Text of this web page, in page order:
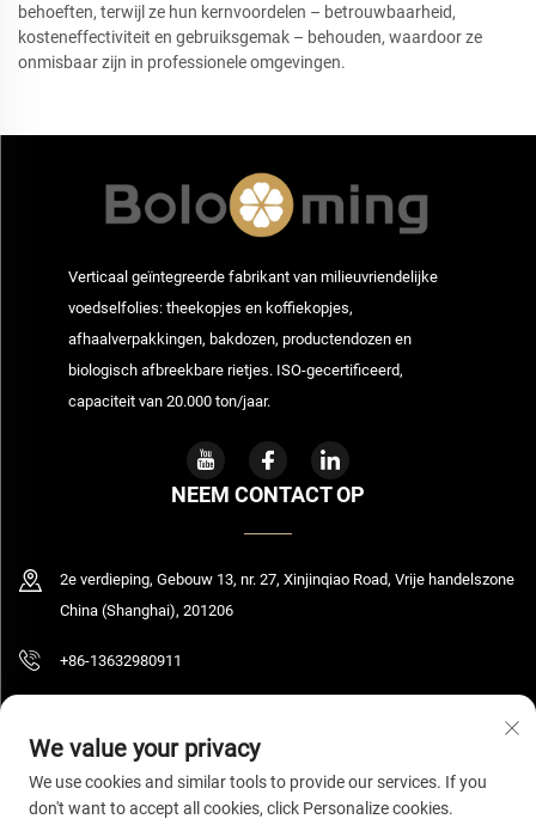
behoeften, terwijl ze hun kernvoordelen – betrouwbaarheid,
kosteneffectiviteit en gebruiksgemak – behouden, waardoor ze
onmisbaar zijn in professionele omgevingen.
Verticaal geïntegreerde fabrikant van milieuvriendelijke
voedselfolies: theekopjes en koffiekopjes,
afhaalverpakkingen, bakdozen, productendozen en
biologisch afbreekbare rietjes. ISO-gecertificeerd,
capaciteit van 20.000 ton/jaar.
NEEM CONTACT OP
2e verdieping, Gebouw 13, nr. 27, Xinjinqiao Road, Vrije handelszone
China (Shanghai), 201206
+86-13632980911
Copyright © 2026 Shanghai Bolooming Technology Co., Ltd. Alle rechten
We value your privacy
We use cookies and similar tools to provide our services. If you
don't want to accept all cookies, click Personalize cookies.